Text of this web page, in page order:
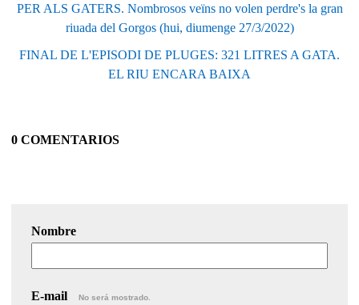
PER ALS GATERS. Nombrosos veïns no volen perdre's la gran
riuada del Gorgos (hui, diumenge 27/3/2022)
FINAL DE L'EPISODI DE PLUGES: 321 LITRES A GATA.
EL RIU ENCARA BAIXA
0 COMENTARIOS
Nombre
E-mail No será mostrado.